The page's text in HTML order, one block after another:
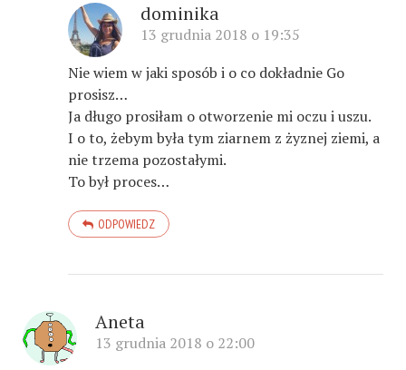
dominika
13 grudnia 2018 o 19:35
Nie wiem w jaki sposób i o co dokładnie Go
prosisz…
Ja długo prosiłam o otworzenie mi oczu i uszu.
I o to, żebym była tym ziarnem z żyznej ziemi, a
nie trzema pozostałymi.
To był proces…
ODPOWIEDZ
Aneta
13 grudnia 2018 o 22:00